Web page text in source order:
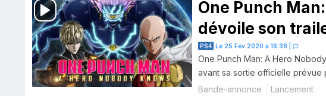
One Punch
PS4 Le 25 Fév 2020 à 16:38
One Punch Man: A Hero
avant sa sortie officielle prévue
et PC.
Bande-annonce Lancement